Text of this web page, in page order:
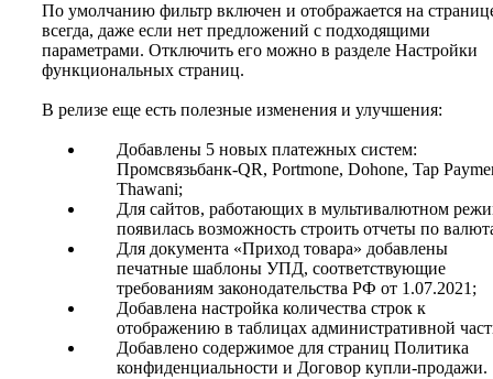
По умолчанию фильтр включен и отображается на
всегда, даже если нет предложений с подходящими
параметрами. Отключить его можно в разделе Настройки
функциональных страниц.
В релизе еще есть полезные изменения и улучшения:
Добавлены 5 новых платежных систем:
Промсвязьбанк-QR, Portmone, Dohone, Tap
Thawani;
Для сайтов, работающих в мультивалютном
появилась возможность строить отчеты по
Для документа «Приход товара» добавлены
печатные шаблоны УПД, соответствующие
требованиям законодательства РФ от 1.07.2021;
Добавлена настройка количества строк к
отображению в таблицах административной
Добавлено содержимое для страниц Политика
конфиденциальности и Договор купли-продажи.